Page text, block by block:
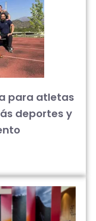
para atletas
deportes y